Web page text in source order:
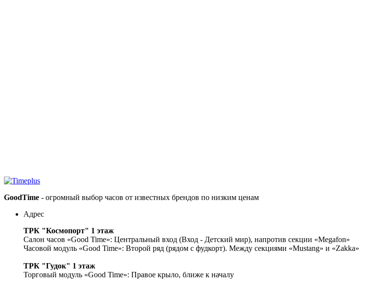
GoodTime - огромный выбор часов от известных брендов по низким ценам
Адрес
ТРК "Космопорт" 1 этаж
Салон часов «Good Time»: Центральный вход (Вход - Детский мир), напротив секции «Megafon»
Часовой модуль «Good Time»: Второй ряд (рядом с фудкорт). Между секциями «Mustang» и «Zakka»
ТРК "Гудок" 1 этаж
Торговый модуль «Good Time»: Правое крыло, ближе к началу